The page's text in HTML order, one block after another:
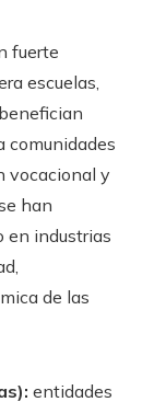
fuerte
escuelas,
comunidades
vocacional y
han
en industrias
de las
entidades